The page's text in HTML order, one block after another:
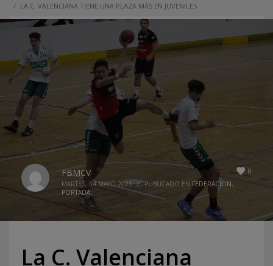
LA C. VALENCIANA TIENE UNA PLAZA MÁS EN JUVENILES
0
FBMCV
MARTES, 04 MAYO 2021 / PUBLICADO EN FEDERACION,
PORTADA
La C. Valenciana